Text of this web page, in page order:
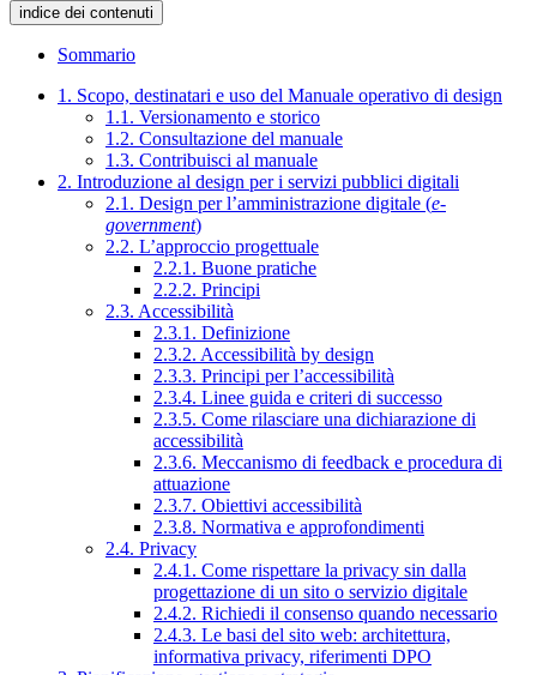
indice dei contenuti
Sommario
1. Scopo, destinatari e uso del Manuale operativo di design
1.1. Versionamento e storico
1.2. Consultazione del manuale
1.3. Contribuisci al manuale
2. Introduzione al design per i servizi pubblici digitali
2.1. Design per l’amministrazione digitale (e-
government)
2.2. L’approccio progettuale
2.2.1. Buone pratiche
2.2.2. Principi
2.3. Accessibilità
2.3.1. Definizione
2.3.2. Accessibilità by design
2.3.3. Principi per l’accessibilità
2.3.4. Linee guida e criteri di successo
2.3.5. Come rilasciare una dichiarazione di
accessibilità
2.3.6. Meccanismo di feedback e procedura di
attuazione
2.3.7. Obiettivi accessibilità
2.3.8. Normativa e approfondimenti
2.4. Privacy
2.4.1. Come rispettare la privacy sin dalla
progettazione di un sito o servizio digitale
2.4.2. Richiedi il consenso quando necessario
2.4.3. Le basi del sito web: architettura,
informativa privacy, riferimenti DPO